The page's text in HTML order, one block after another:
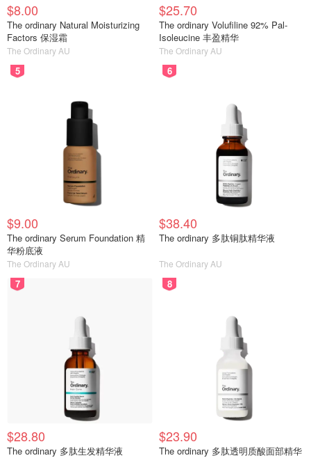
$8.00
The ordinary Natural Moisturizing
Factors 保湿霜
The Ordinary AU
$25.70
The ordinary Volufiline 92% Pal-
Isoleucine 丰盈精华
The Ordinary AU
5
$9.00
The ordinary Serum Foundation 精
华粉底液
The Ordinary AU
6
$38.40
The ordinary 多肽铜肽精华液
The Ordinary AU
7
$28.80
The ordinary 多肽生发精华液
8
$23.90
The ordinary 多肽透明质酸面部精华